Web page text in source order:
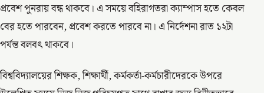
প্রবেশ পুনরায় বন্ধ থাকবে। এ সময়ে বহিরাগতরা ক্যাম্পাস হতে কেবল
বের হতে পারবেন, প্রবেশ করতে পারবে না। এ নির্দেশনা রাত ১২টা
পর্যন্ত বলবৎ থাকবে।
বিশ্ববিদ্যালয়ের শিক্ষক, শিক্ষার্থী, কর্মকর্তা-কর্মচারীদেরকে উপরে